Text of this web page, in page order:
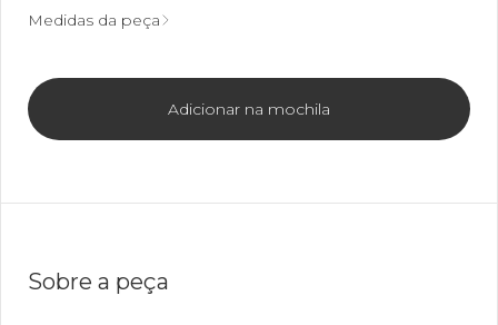
Medidas da peça
Adicionar na mochila
Sobre a peça